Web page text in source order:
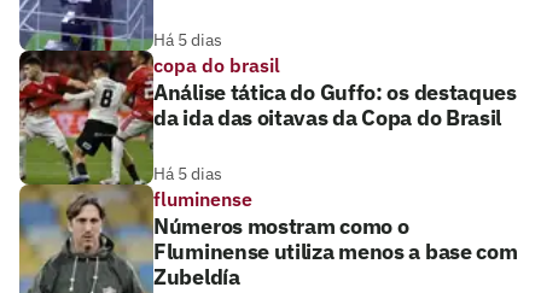
Há 5 dias
copa do brasil
Análise tática do Guffo: os destaques
da ida das oitavas da Copa do Brasil
Há 5 dias
fluminense
Números mostram como o
Fluminense utiliza menos a base com
Zubeldía